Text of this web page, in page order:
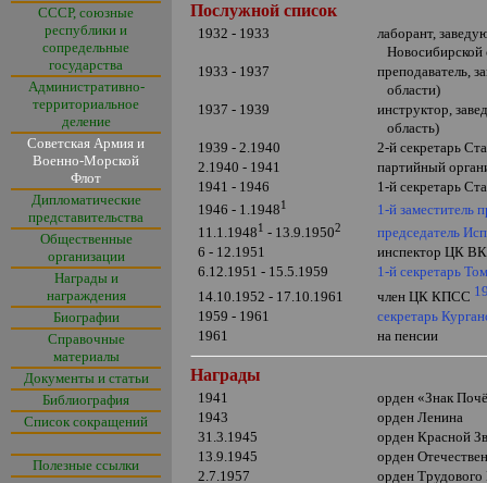
СССР, союзные
республики и
сопредельные
государства
Административно-
территориальное
деление
Советская Армия и
Военно-Морской
Флот
Дипломатические
представительства
Общественные
организации
Награды и
награждения
Биографии
Справочные
материалы
Документы и статьи
Библиография
Список сокращений
Полезные ссылки
Послужной список
1932 - 1933
лаборант,
Новосибирской
1933 - 1937
преподаватель,
области)
1937 - 1939
инструктор,
область)
1939 - 2.1940
2-й секретарь
2.1940 - 1941
партийный
1941 - 1946
1-й секретарь
1946 - 1.19481
1-й заместитель
11.1.19481 - 13.9.19502
председатель
6 - 12.1951
инспектор ЦК
6.12.1951 - 15.5.1959
1-й секретарь
14.10.1952 - 17.10.1961
член ЦК КПСС
1959 - 1961
секретарь
1961
на пенсии
Награды
1941 орден«Знак
1943
орден Ленина
31.3.1945
орден Красной
13.9.1945
орден
2.7.1957
орден